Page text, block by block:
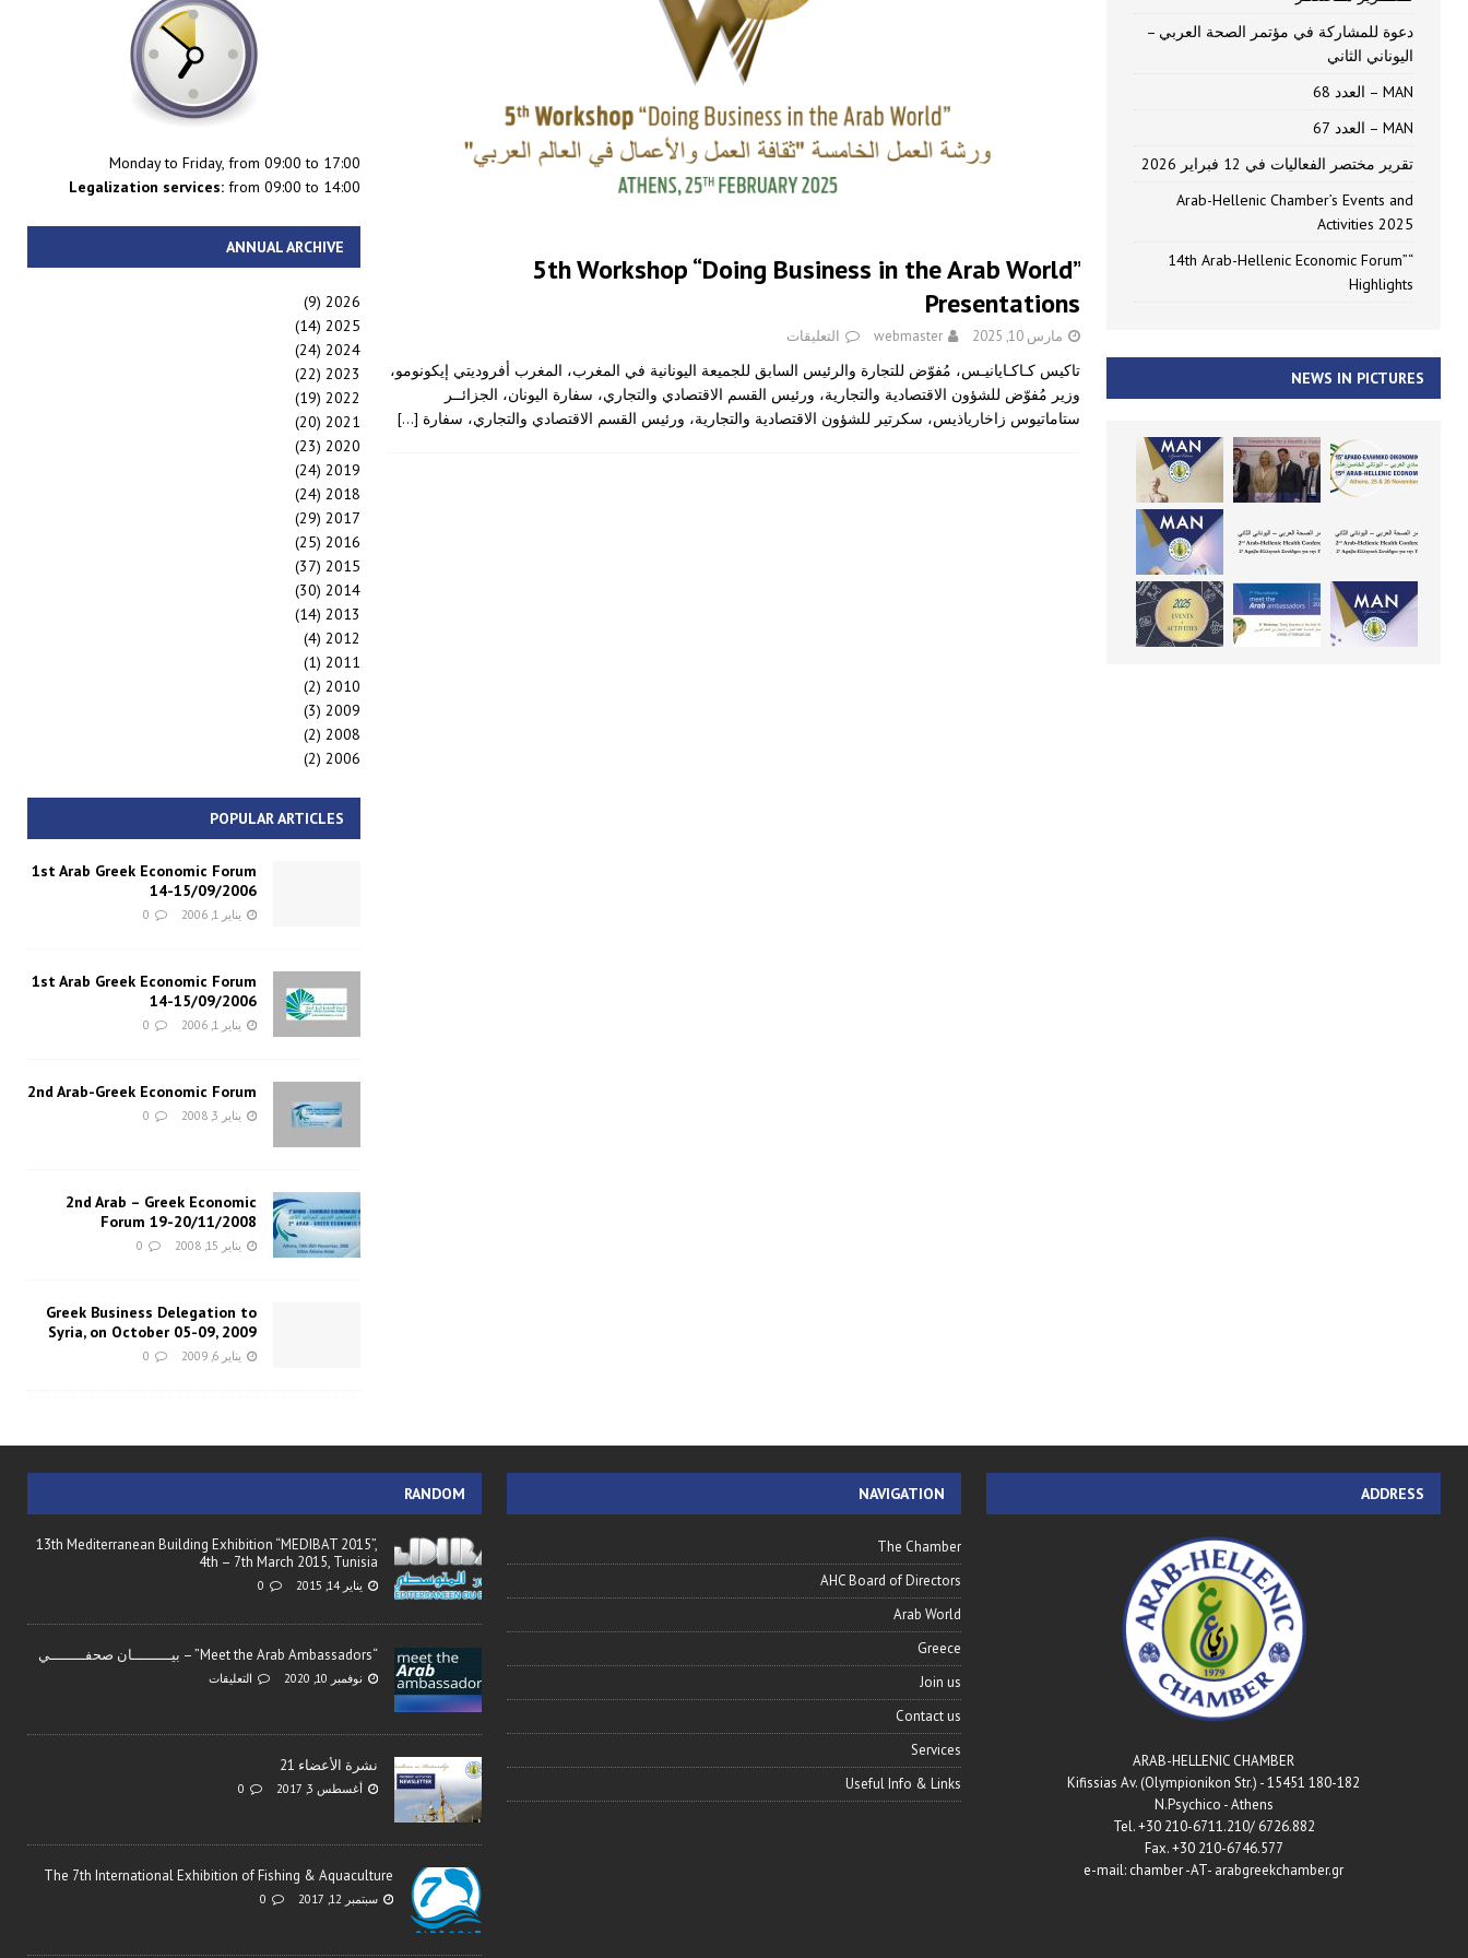
5th Workshop “Doing Business in the Arab World”
Presentations
مارس 10, 2025 webmaster التعليقات
تاكيس كـاكـايانيـس، مُفوّض للتجارة والرئيس السابق للجميعة اليونانية في المغرب، المغرب أفروديتي إيكونومو،
وزير مُفوّض للشؤون الاقتصادية والتجارية، ورئيس القسم الاقتصادي والتجاري، سفارة اليونان، الجزائــر
ستاماتيوس زاخارياذيس، سكرتير للشؤون الاقتصادية والتجارية، ورئيس القسم الاقتصادي والتجاري، سفارة […]
دعوة للمشاركة في مؤتمر الصحة العربي –
اليوناني الثاني
MAN – العدد 68
MAN – العدد 67
تقرير مختصر الفعاليات في 12 فبراير 2026
Arab-Hellenic Chamber’s Events and
Activities 2025
“14th Arab-Hellenic Economic Forum”
Highlights
NEWS IN PICTURES
Monday to Friday, from 09:00 to 17:00
Legalization services: from 09:00 to 14:00
ANNUAL ARCHIVE
2026
(9)
2025
(14)
2024
(24)
2023
(22)
2022
(19)
2021
(20)
2020
(23)
2019
(24)
2018
(24)
2017
(29)
2016
(25)
2015
(37)
2014
(30)
2013
(14)
2012
(4)
2011
(1)
2010
(2)
2009
(3)
2008
(2)
2006
(2)
POPULAR ARTICLES
1st Arab Greek Economic Forum
14-15/09/2006
يناير 1, 2006 0
1st Arab Greek Economic Forum
14-15/09/2006
يناير 1, 2006 0
2nd Arab-Greek Economic Forum
يناير 3, 2008 0
2nd Arab – Greek Economic
Forum 19-20/11/2008
يناير 15, 2008 0
Greek Business Delegation to
Syria, on October 05-09, 2009
يناير 6, 2009 0
ADDRESS
ARAB-HELLENIC CHAMBER
180-182 Kifissias Av. (Olympionikon Str.) - 15451
N.Psychico - Athens
Tel. +30 210-6711.210/ 6726.882
Fax. +30 210-6746.577
e-mail: chamber -AT- arabgreekchamber.gr
NAVIGATION
The Chamber
AHC Board of Directors
Arab World
Greece
Join us
Contact us
Services
Useful Info & Links
RANDOM
13th Mediterranean Building Exhibition “MEDIBAT 2015”,
4th – 7th March 2015, Tunisia
يناير 14, 2015 0
“Meet the Arab Ambassadors” – بيـــــــــان صحفــــــــي
نوفمبر 10, 2020 التعليقات
نشرة الأعضاء 21
أغسطس 3, 2017 0
The 7th International Exhibition of Fishing & Aquaculture
سبتمبر 12, 2017 0